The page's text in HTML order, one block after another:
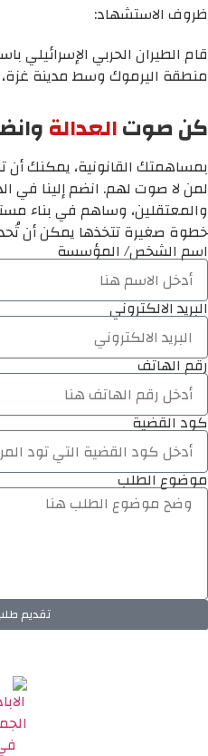
ظروف الاستشهاد:
قام الطيران الحربي الإسرائيلي
منطقة اليرموك وسط مدينة
كن صوتالعدالة
بمساهمتك القانونية، يمكنك أن
لمن لا صوت لهم. انضم إلينا في
والمعتقلين، وساهم في بناء
خطوة صغيرة تتخذها يمكن أن
اسم الشخص/ المؤسسة
البريد الالكتروني
رقم الهاتف
كود القضية
موضوع الطلب
تقديم